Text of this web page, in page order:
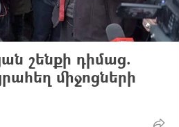
շենքի դիմաց.
միջոցների